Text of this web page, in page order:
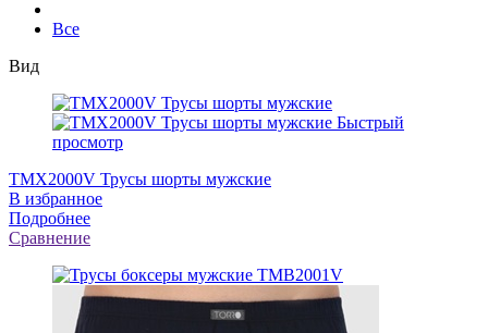
Все
Вид
Быстрый
просмотр
TMX2000V Трусы шорты мужские
В избранное
Подробнее
Сравнение